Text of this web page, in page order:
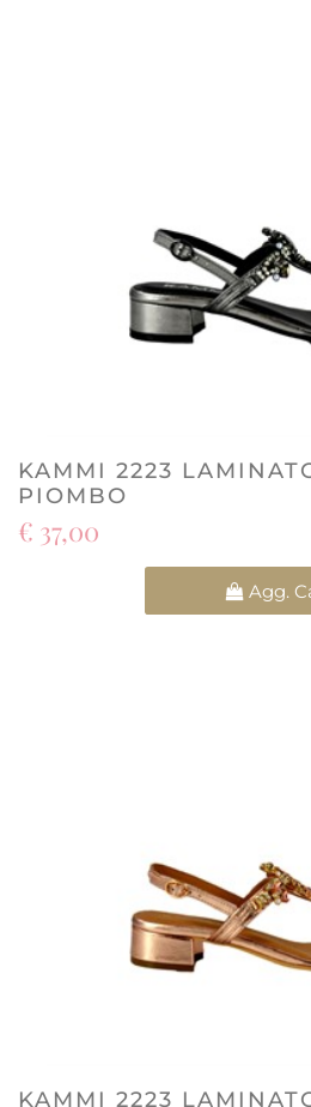
KAMMI 2223
PIOMBO
€ 37,00
Agg.
KAMMI 2223